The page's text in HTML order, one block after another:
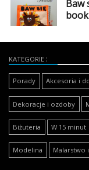
Baw
book
KATEGORIE
Porady Akcesoria i
Dekoracje i ozdoby
Biżuteria W 15 minut
Modelina Malarstwo